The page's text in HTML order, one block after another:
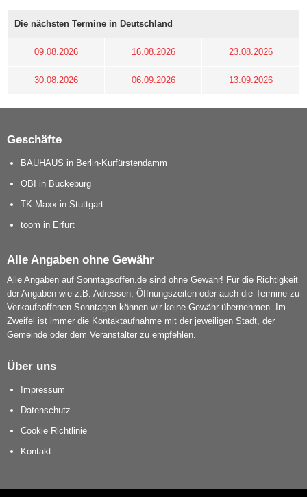
Die nächsten Termine in Deutschland
09.08.2026 16.08.2026 23.08.2026
30.08.2026 06.09.2026 13.09.2026
Geschäfte
BAUHAUS in Berlin-Kurfürstendamm
OBI in Bückeburg
TK Maxx in Stuttgart
toom in Erfurt
Alle Angaben ohne Gewähr
Alle Angaben auf Sonntagsoffen.de sind ohne Gewähr! Für die Richtigkeit
der Angaben wie z.B. Adressen, Öffnungszeiten oder auch die Termine zu
Verkaufsoffenen Sonntagen können wir keine Gewähr übernehmen. Im
Zweifel ist immer die Kontaktaufnahme mit der jeweiligen Stadt, der
Gemeinde oder dem Veranstalter zu empfehlen.
Über uns
Impressum
Datenschutz
Cookie Richtlinie
Kontakt